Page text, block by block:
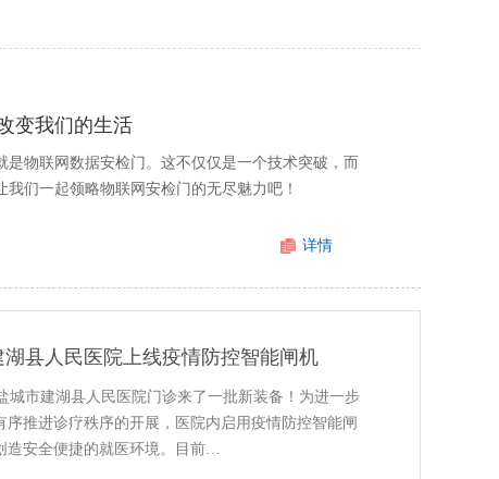
变我们的生活
物联网数据安检门。这不仅仅是一个技术突破，而
们一起领略物联网安检门的无尽魅力吧！
详情
县人民医院上线疫情防控智能闸机
城市建湖县人民医院门诊来了一批新装备！为进一步
推进诊疗秩序的开展，医院内启用疫情防控智能闸
造安全便捷的就医环境。目前…